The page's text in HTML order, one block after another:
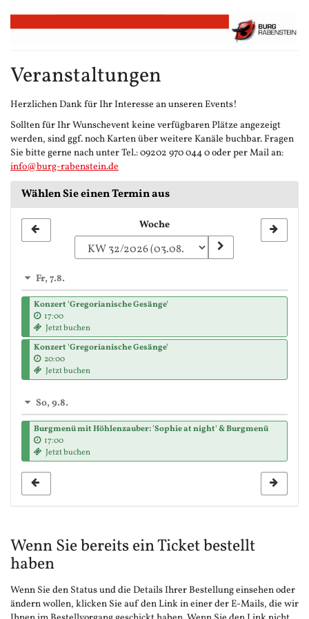
Zum
Haupt-
Veranstaltungen
Herzlichen Dank für Ihr Interesse an unseren Events!
Sollten für Ihr Wunschevent keine verfügbaren Plätze angezeigt
werden, sind ggf. noch Karten über weitere Kanäle buchbar. Fragen
Sie bitte gerne nach unter Tel.: 09202 970 044 0 oder per Mail an:
info@burg-rabenstein.de
Wählen Sie einen Termin aus
zur
auswählen
Woche
Fr, 7.8.
Konzert 'Gregorianische Gesänge'
17:00
Jetzt buchen
Konzert 'Gregorianische Gesänge'
20:00
Jetzt buchen
So, 9.8.
Burgmenü mit Höhlenzauber: 'Sophie at night' & Burgmenü
17:00
Jetzt buchen
Wenn Sie bereits ein Ticket bestellt
haben
Wenn Sie den Status und die Details Ihrer Bestellung einsehen oder
ändern wollen, klicken Sie auf den Link in einer der E-Mails, die wir